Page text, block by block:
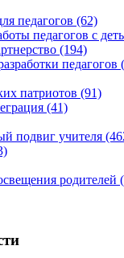
педагогов (62)
педагогов с
(194)
педагогов
патриотов (91)
(41)
подвиг учителя
родителей